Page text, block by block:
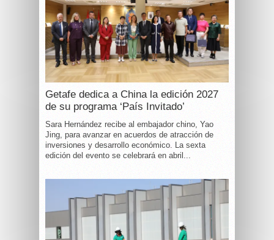
Getafe dedica a China la edición 2027
de su programa ‘País Invitado’
Sara Hernández recibe al embajador chino, Yao
Jing, para avanzar en acuerdos de atracción de
inversiones y desarrollo económico. La sexta
edición del evento se celebrará en abril...